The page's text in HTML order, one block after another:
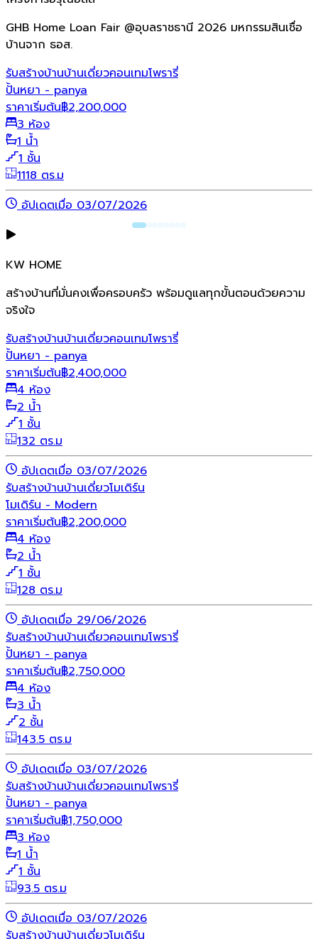
GHB Home Loan Fair @อุบลราชธานี 2026 มหกรรมสินเชื่อ
บ้านจาก ธอส.
รับสร้างบ้านบ้านเดี่ยวคอนเทมโพรารี่
ปั้นหยา - panya
ราคาเริ่มต้น฿2,200,000
3 ห้อง
1 น้ำ
1 ชั้น
1118 ตร.ม
อัปเดตเมื่อ 03/07/2026
KW HOME
สร้างบ้านที่มั่นคงเพื่อครอบครัว พร้อมดูแลทุกขั้นตอนด้วยความ
จริงใจ
รับสร้างบ้านบ้านเดี่ยวคอนเทมโพรารี่
ปั้นหยา - panya
ราคาเริ่มต้น฿2,400,000
4 ห้อง
2 น้ำ
1 ชั้น
132 ตร.ม
อัปเดตเมื่อ 03/07/2026
รับสร้างบ้านบ้านเดี่ยวโมเดิร์น
โมเดิร์น - Modern
ราคาเริ่มต้น฿2,200,000
4 ห้อง
2 น้ำ
1 ชั้น
128 ตร.ม
อัปเดตเมื่อ 29/06/2026
รับสร้างบ้านบ้านเดี่ยวคอนเทมโพรารี่
ปั้นหยา - panya
ราคาเริ่มต้น฿2,750,000
4 ห้อง
3 น้ำ
2 ชั้น
143.5 ตร.ม
อัปเดตเมื่อ 03/07/2026
รับสร้างบ้านบ้านเดี่ยวคอนเทมโพรารี่
ปั้นหยา - panya
ราคาเริ่มต้น฿1,750,000
3 ห้อง
1 น้ำ
1 ชั้น
93.5 ตร.ม
อัปเดตเมื่อ 03/07/2026